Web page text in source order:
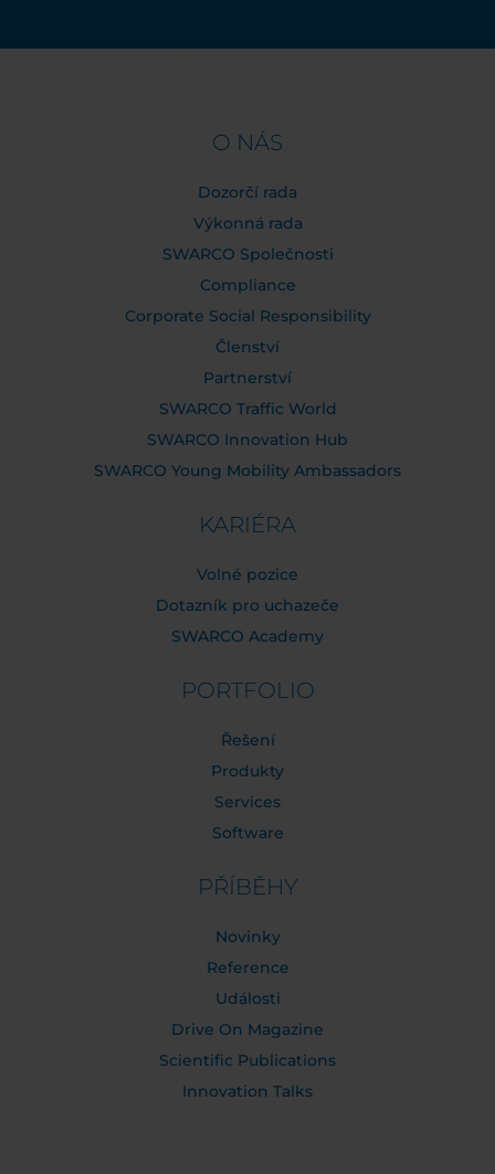
O NÁS
Dozorčí rada
Výkonná rada
SWARCO Společnosti
Compliance
Corporate Social Responsibility
Členství
Partnerství
SWARCO Traffic World
SWARCO Innovation Hub
SWARCO Young Mobility Ambassadors
KARIÉRA
Volné pozice
Dotazník pro uchazeče
SWARCO Academy
PORTFOLIO
Řešení
Produkty
Services
Software
PŘÍBĚHY
Novinky
Reference
Události
Drive On Magazine
Scientific Publications
Innovation Talks